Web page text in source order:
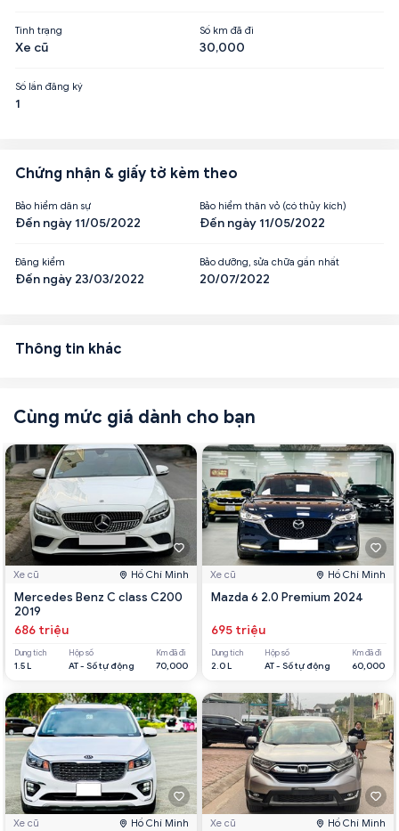
Tình trạng
Xe cũ
Số km đã đi
30,000
Số lần đăng ký
1
Chứng nhận & giấy tờ kèm theo
Bảo hiểm dân sự
Đến ngày 11/05/2022
Bảo hiểm thân vỏ (có thủy kích)
Đến ngày 11/05/2022
Đăng kiểm
Đến ngày 23/03/2022
Bảo dưỡng, sửa chữa gần nhất
20/07/2022
Thông tin khác
Cùng mức giá dành cho bạn
Xe cũ Hồ Chí Minh
Mercedes Benz C class C200
2019
686 triệu
Dung tích
1.5 L
Hộp số
AT - Số tự động
Km đã đi
70,000
Xe cũ Hồ Chí Minh
Xe cũ Hồ Chí Minh
Mazda 6 2.0 Premium 2024
695 triệu
Dung tích
2.0 L
Hộp số
AT - Số tự động
Km đã đi
60,000
Xe cũ Hồ Chí Minh